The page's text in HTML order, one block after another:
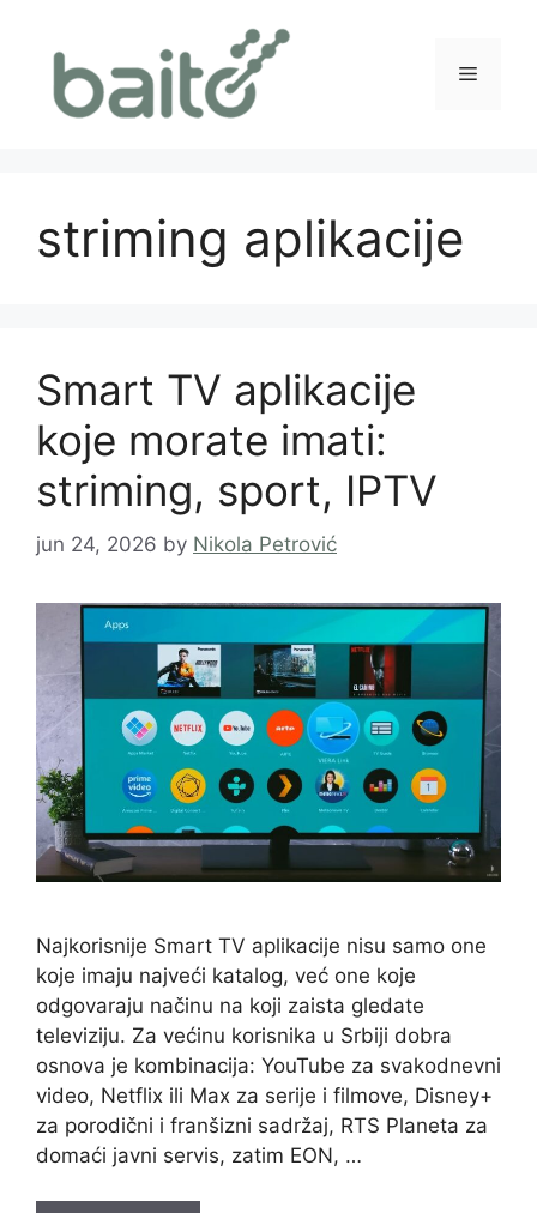
content
Menu
striming aplikacije
Smart TV aplikacije
koje morate imati:
striming, sport, IPTV
jun 24, 2026 by Nikola Petrović
Najkorisnije Smart TV aplikacije nisu samo one
koje imaju najveći katalog, već one koje
odgovaraju načinu na koji zaista gledate
televiziju. Za većinu korisnika u Srbiji dobra
osnova je kombinacija: YouTube za svakodnevni
video, Netflix ili Max za serije i filmove, Disney+
za porodični i franšizni sadržaj, RTS Planeta za
domaći javni servis, zatim EON, …